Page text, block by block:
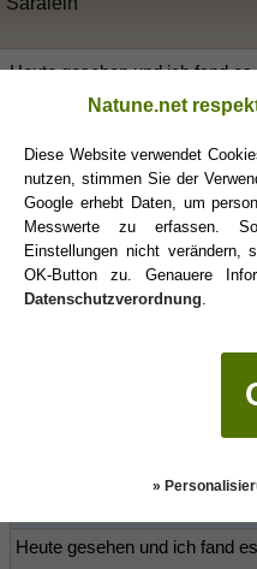
Heute gesehen und ich fand
Sternzeichen von einer 8
Ich denke dass das Video
Krebs, Löwe und Steinbock
Aber wir Fischleins sind doch
mich daran zu glauben
Heute gesehen und ich fand
Natune.net
Diese Website verwendet
nutzen, stimmen Sie der
Google erhebt Daten, um
Messwerte zu erfassen.
Einstellungen nicht
OK-Button zu. Genauere
Datenschutzverordnung.
»